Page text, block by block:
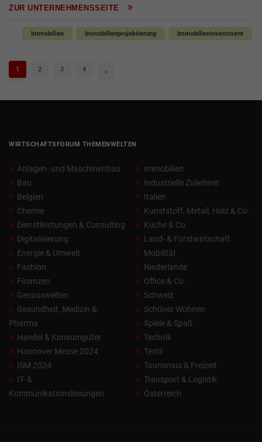
ZUR UNTERNEHMENSSEITE
Immobilien Immobilienprojektierung Immobilieninvestment
1 2 3 4 »
WIRTSCHAFTSFORUM THEMENWELTEN
Anlagen- und Maschinenbau
Bau
Belgien
Chemie
Dienstleistungen & Consulting
Digitalisierung
Energie & Umwelt
Fashion
Finanzen
Genusswelten
Gesundheit, Medizin &
Pharma
Handel & Konsumgüter
Hannover Messe 2024
ISM 2024
IT- &
Kommunikationslösungen
Immobilien
Industrielle Zulieferer
Italien
Kunststoff, Metall, Holz & Co.
Küche & Co.
Land- & Forstwirtschaft
Mobilität
Niederlande
Office & Co.
Schweiz
Schöner Wohnen
Spiele & Spaß
Technik
Textil
Tourismus & Freizeit
Transport & Logistik
Österreich